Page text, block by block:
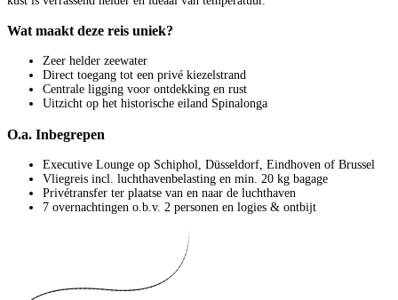
Wat maakt deze reis uniek?
Zeer helder zeewater
Direct toegang tot een privé kiezelstrand
Centrale ligging voor ontdekking en rust
Uitzicht op het historische eiland Spinalonga
O.a. Inbegrepen
Executive Lounge op Schiphol, Düsseldorf, Eindhoven of Brussel
Vliegreis incl. luchthavenbelasting en min. 20 kg bagage
Privétransfer ter plaatse van en naar de luchthaven
7 overnachtingen o.b.v. 2 personen en logies & ontbijt